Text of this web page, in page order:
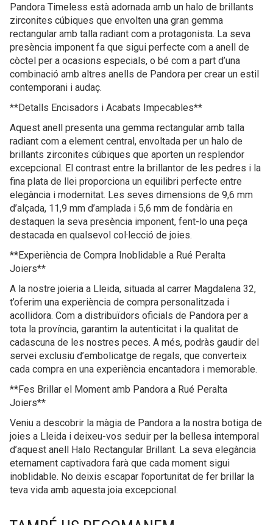
Pandora Timeless està adornada amb un halo de brillants
zirconites cúbiques que envolten una gran gemma
rectangular amb talla radiant com a protagonista. La seva
presència imponent fa que sigui perfecte com a anell de
còctel per a ocasions especials, o bé com a part d’una
combinació amb altres anells de Pandora per crear un estil
contemporani i audaç.
**Detalls Encisadors i Acabats Impecables**
Aquest anell presenta una gemma rectangular amb talla
radiant com a element central, envoltada per un halo de
brillants zirconites cúbiques que aporten un resplendor
excepcional. El contrast entre la brillantor de les pedres i la
fina plata de llei proporciona un equilibri perfecte entre
elegància i modernitat. Les seves dimensions de 9,6 mm
d’alçada, 11,9 mm d’amplada i 5,6 mm de fondària en
destaquen la seva presència imponent, fent-lo una peça
destacada en qualsevol col·lecció de joies.
**Experiència de Compra Inoblidable a Rué Peralta
Joiers**
A la nostre joieria a Lleida, situada al carrer Magdalena 32,
t’oferim una experiència de compra personalitzada i
acollidora. Com a distribuïdors oficials de Pandora per a
tota la província, garantim la autenticitat i la qualitat de
cadascuna de les nostres peces. A més, podràs gaudir del
servei exclusiu d’embolicatge de regals, que converteix
cada compra en una experiència encantadora i memorable.
**Fes Brillar el Moment amb Pandora a Rué Peralta
Joiers**
Veniu a descobrir la màgia de Pandora a la nostra botiga de
joies a Lleida i deixeu-vos seduir per la bellesa intemporal
d’aquest anell Halo Rectangular Brillant. La seva elegància
eternament captivadora farà que cada moment sigui
inoblidable. No deixis escapar l’oportunitat de fer brillar la
teva vida amb aquesta joia excepcional.